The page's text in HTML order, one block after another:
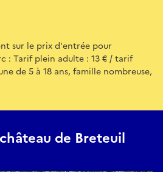
sur le prix d'entrée pour
: Tarif plein adulte : 13 € / tarif
de 5 à 18 ans, famille nombreuse,
de Breteuil